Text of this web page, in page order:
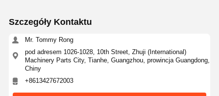
Szczegóły Kontaktu
Mr. Tommy Rong
pod adresem 1026-1028, 10th Street, Zhuji (International)
Machinery Parts City, Tianhe, Guangzhou, prowincja Guangdong,
Chiny
+8613427672003